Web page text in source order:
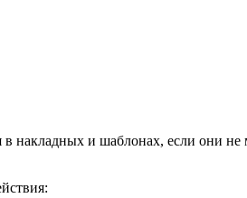
накладных и шаблонах, если они не